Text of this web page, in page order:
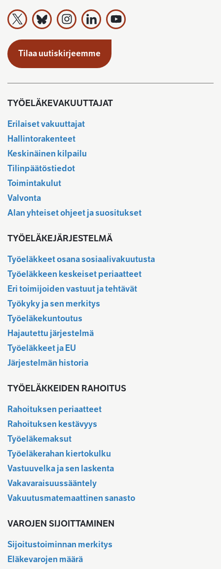
Työeläkevakuuttajat TELA ry X:ssä
Työeläkevakuuttajat TELA ry Bluesky:ssa
Työeläkevakuuttajat TELA ry
Työeläkevakuuttajat TELA ry
Työeläkevakuuttajat TELA ry
Tilaa uutiskirjeemme
TYÖELÄKEVAKUUTTAJAT
Erilaiset vakuuttajat
Hallintorakenteet
Keskinäinen kilpailu
Tilinpäätöstiedot
Toimintakulut
Valvonta
Alan yhteiset ohjeet ja suositukset
TYÖELÄKEJÄRJESTELMÄ
Työeläkkeet osana sosiaalivakuutusta
Työeläkkeen keskeiset periaatteet
Eri toimijoiden vastuut ja tehtävät
Työkyky ja sen merkitys
Työeläkekuntoutus
Hajautettu järjestelmä
Työeläkkeet ja EU
Järjestelmän historia
TYÖELÄKKEIDEN RAHOITUS
Rahoituksen periaatteet
Rahoituksen kestävyys
Työeläkemaksut
Työeläkerahan kiertokulku
Vastuuvelka ja sen laskenta
Vakavaraisuussääntely
Vakuutusmatemaattinen sanasto
VAROJEN SIJOITTAMINEN
Sijoitustoiminnan merkitys
Eläkevarojen määrä